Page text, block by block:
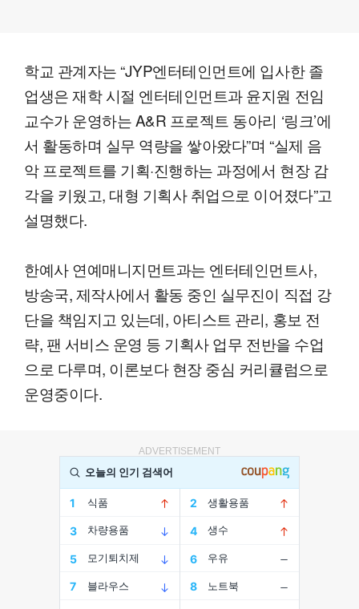
학교 관계자는 “JYP엔터테인먼트에 입사한 졸
업생은 재학 시절 엔터테인먼트과 윤지원 전임
교수가 운영하는 A&R 프로젝트 동아리 ‘링크’에
서 활동하며 실무 역량을 쌓아왔다”며 “실제 음
악 프로젝트를 기획·진행하는 과정에서 현장 감
각을 키웠고, 대형 기획사 취업으로 이어졌다”고
설명했다.
한예사 연예매니지먼트과는 엔터테인먼트사,
방송국, 제작사에서 활동 중인 실무진이 직접 강
단을 책임지고 있는데, 아티스트 관리, 홍보 전
략, 팬 서비스 운영 등 기획사 업무 전반을 수업
으로 다루며, 이론보다 현장 중심 커리큘럼으로
운영중이다.
ADVERTISEMENT